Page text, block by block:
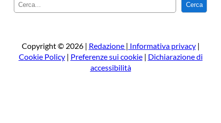
e
a
Cerca
Copyright © 2026 | Redazione | Informativa privacy|
Cookie Policy| Preferenze sui cookie| Dichiarazione di
accessibilità